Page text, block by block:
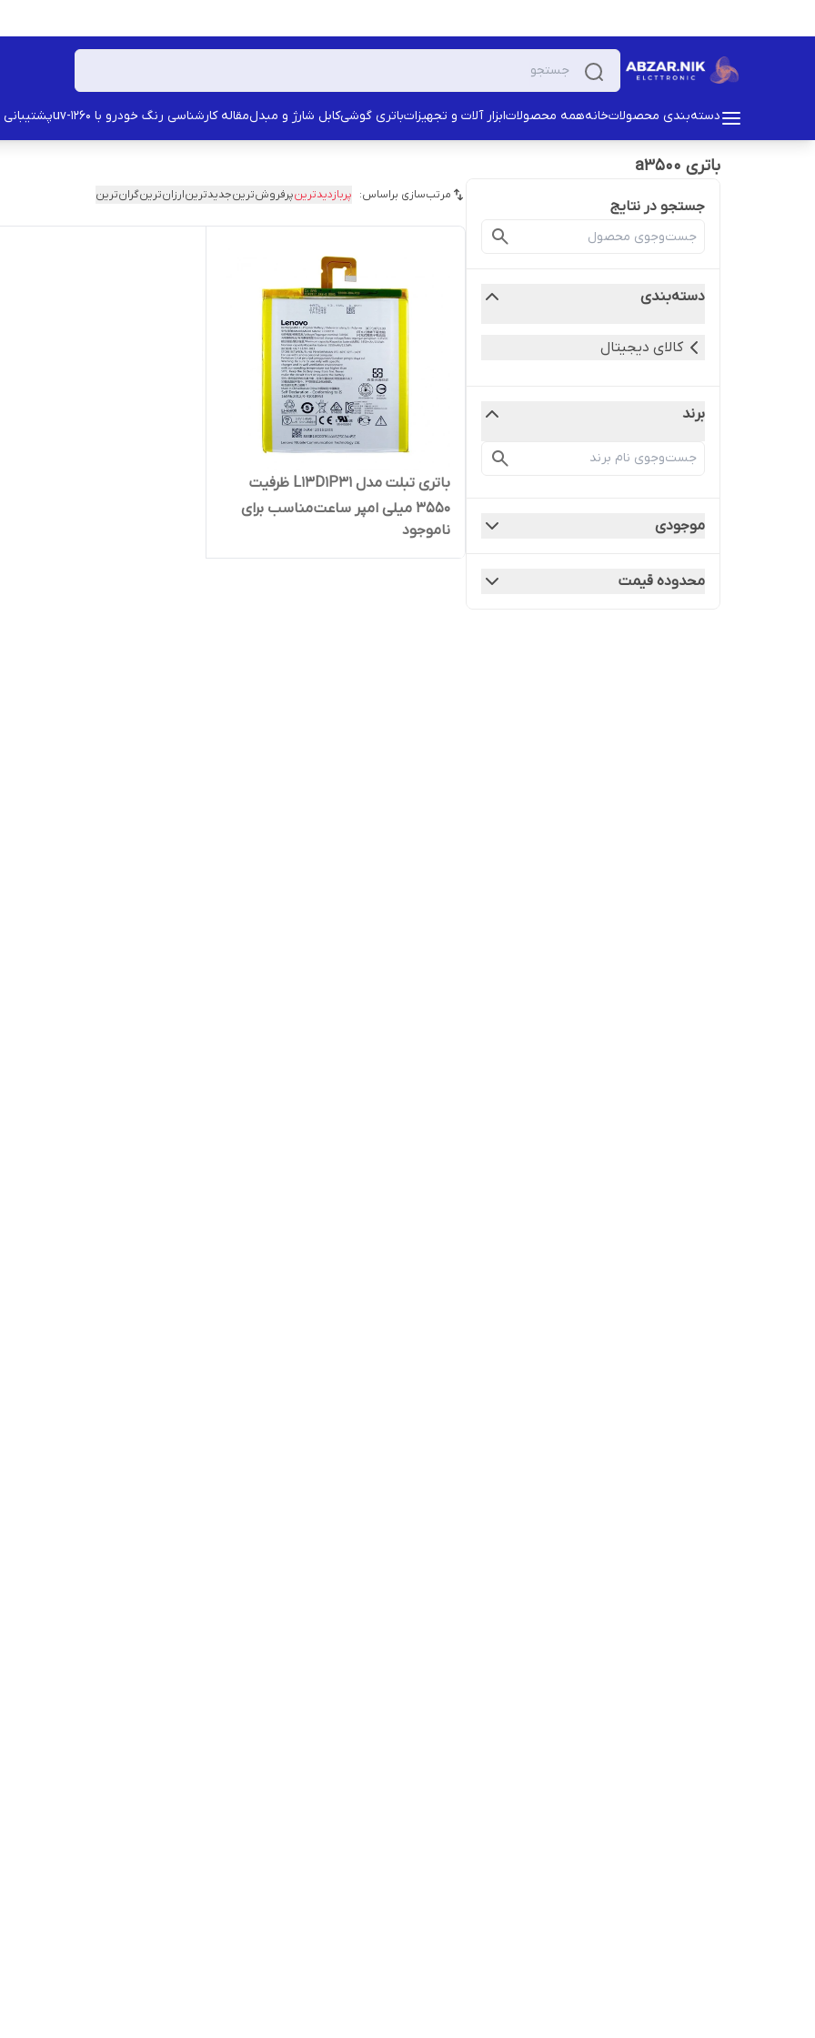
دسته‌بندی محصولاتخانههمه محصولاتابزار آلات و تجهیزاتباتری گوشیکابل شارژ و مبدلمقاله کارشناسی رنگ خودرو با uv-1260 پشتیبانی
باتری a3500
جستجو در نتایج
دسته‌بندی
کالای دیجیتال
برند
موجودی
محدوده قیمت
مرتب‌سازی براساس: پربازدیدترینپرفروش‌ترینجدیدترینارزان‌ترینگران‌ترین
باتری تبلت مدل L13D1P31 ظرفیت
3550 میلی امپر ساعت مناسب برای
تبلت لنوو Tab3
ناموجود